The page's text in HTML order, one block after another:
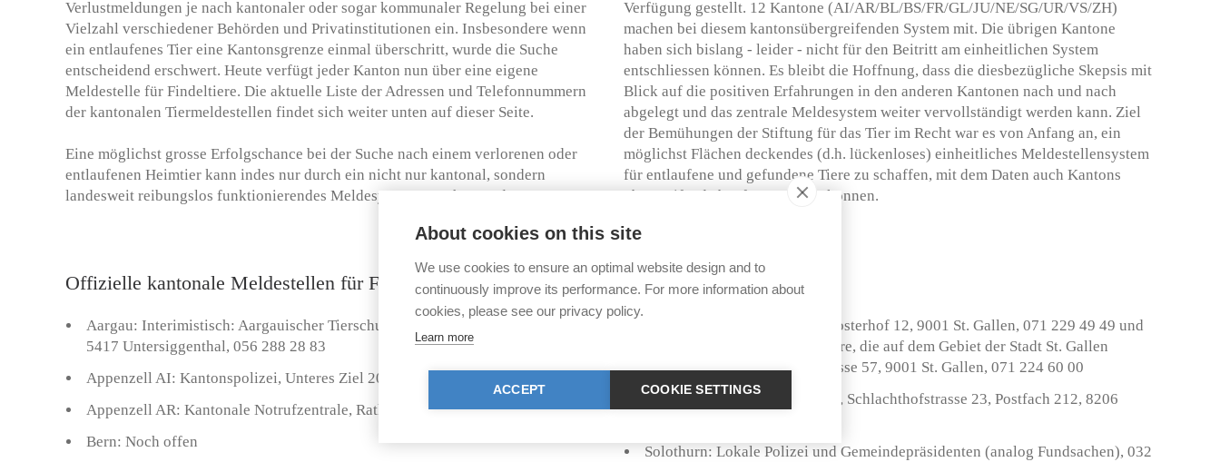
Verlustmeldungen je nach kantonaler oder sogar kommunaler Regelung bei einer
Vielzahl verschiedener Behörden und Privatinstitutionen ein. Insbesondere wenn
ein entlaufenes Tier eine Kantonsgrenze einmal überschritt, wurde die Suche
entscheidend erschwert. Heute verfügt jeder Kanton nun über eine eigene
Meldestelle für Findeltiere. Die aktuelle Liste der Adressen und Telefonnummern
der kantonalen Tiermeldestellen findet sich weiter unten auf dieser Seite.
Eine möglichst grosse Erfolgschance bei der Suche nach einem verlorenen oder
entlaufenen Heimtier kann indes nur durch ein nicht nur kantonal, sondern
landesweit reibungslos funktionierendes Meldesystem gewährt werden.
Verfügung gestellt. 12 Kantone (AI/AR/BL/BS/FR/GL/JU/NE/SG/UR/VS/ZH)
machen bei diesem kantonsübergreifenden System mit. Die übrigen Kantone
haben sich bislang - leider - nicht für den Beitritt am einheitlichen System
entschliessen können. Es bleibt die Hoffnung, dass die diesbezügliche Skepsis mit
Blick auf die positiven Erfahrungen in den anderen Kantonen nach und nach
abgelegt und das zentrale Meldesystem weiter vervollständigt werden kann. Ziel
der Bemühungen der Stiftung für das Tier im Recht war es von Anfang an, ein
möglichst Flächen deckendes (d.h. lückenloses) einheitliches Meldestellensystem
für entlaufene und gefundene Tiere zu schaffen, mit dem Daten auch Kantons
übergreifend abgefragt werden können.
Offizielle kantonale Meldestellen für Findeltiere (Stand März 2005)
Aargau: Interimistisch: Aargauischer Tierschutzverein, Steinbühlstrasse 36,
5417 Untersiggenthal, 056 288 28 83
Appenzell AI: Kantonspolizei, Unteres Ziel 20, 9050 Appenzell, 071 788 97 00
Appenzell AR: Kantonale Notrufzentrale, Rathaus, 9043 Trogen, 071 343 66 66
Bern: Noch offen
St. Gallen: Kantonspolizei, Klosterhof 12, 9001 St. Gallen, 071 229 49 49 und
Stadtpolizei St. Gallen (für Tiere, die auf dem Gebiet der Stadt St. Gallen
gefunden wurden), Vadianstrasse 57, 9001 St. Gallen, 071 224 60 00
Schaffhausen: Kantonstierarzt, Schlachthofstrasse 23, Postfach 212, 8206
Solothurn: Lokale Polizei und Gemeindepräsidenten (analog Fundsachen), 032
About cookies on this site
We use cookies to ensure an optimal website design and to
continuously improve its performance. For more information about
cookies, please see our privacy policy.
Learn more
ACCEPT COOKIE SETTINGS